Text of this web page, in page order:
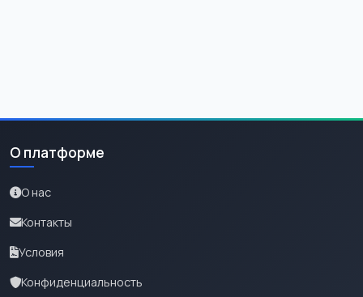
О платформе
О нас
Контакты
Условия
Конфиденциальность